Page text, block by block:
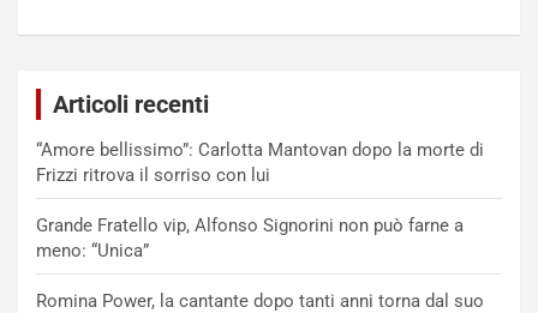
Articoli recenti
“Amore bellissimo”: Carlotta Mantovan dopo la morte di
Frizzi ritrova il sorriso con lui
Grande Fratello vip, Alfonso Signorini non può farne a
meno: “Unica”
Romina Power, la cantante dopo tanti anni torna dal suo